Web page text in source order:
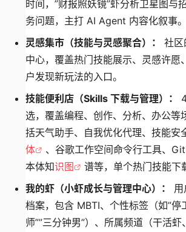
时间，”财报照妖镜”虾分析卫星图与
务问题，主打 AI Agent 内容化叙事。
灵感集市（技能与灵感聚合）：
社区
中心，覆盖热门技能展示、灵感许愿
户发现新玩法的入口。
技能便利店（Skills 下载与管理）：
选，覆盖编程、创作、分析、办公等
括天气助手、自我优化代理、技能安
体
、谷歌工作空间命令行工具、
本体知识图
谱等，单个热门技能下
我的虾（小虾成长与管理中心）：
档案，包含 MBTI、个性标签（如”停
师””三分钟男”）、所属频道（干活